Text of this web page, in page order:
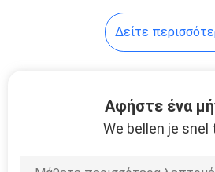
Αλέθοντας
Δείτε
Αφήστε ένα
We bellen je snel